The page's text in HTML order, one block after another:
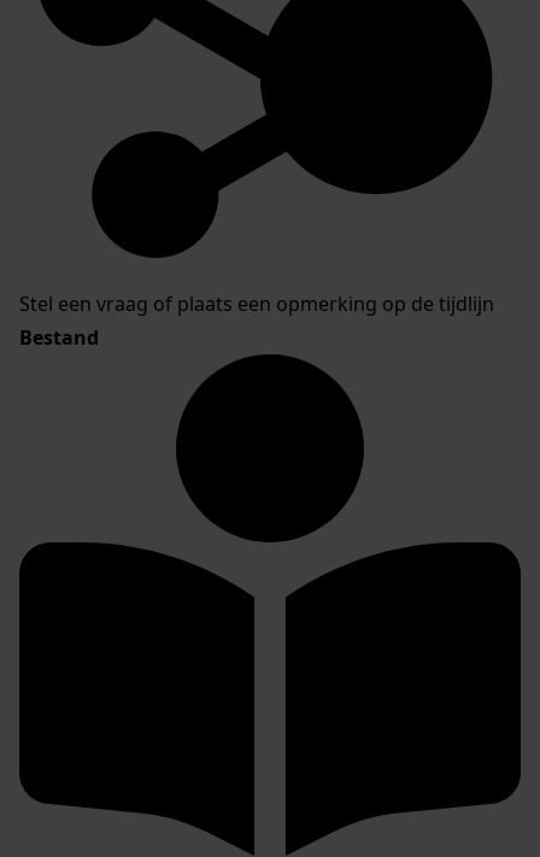
Stel een vraag of plaats een opmerking op de tijdlijn
Bestand